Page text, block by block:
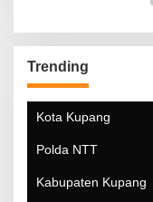
Trending
Kota Kupang
Polda NTT
Kabupaten Kupang